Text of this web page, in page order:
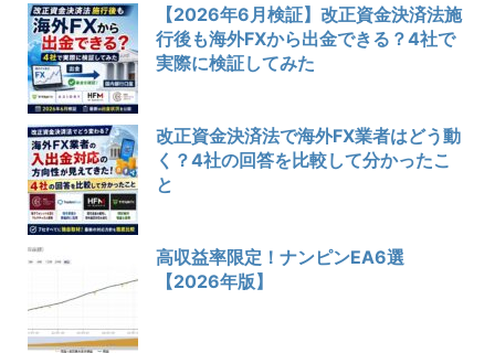
【2026年6月検証】改正資金決済法施
行後も海外FXから出金できる？4社で
実際に検証してみた
改正資金決済法で海外FX業者はどう動
く？4社の回答を比較して分かったこ
と
高収益率限定！ナンピンEA6選
【2026年版】